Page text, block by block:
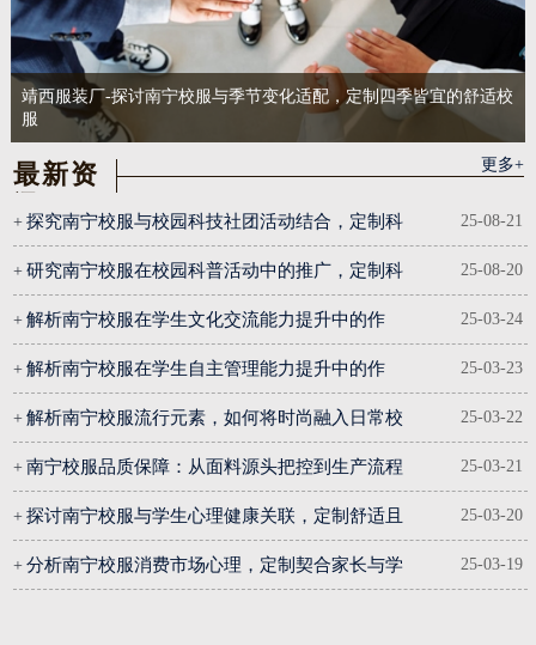
靖西服装厂-探讨南宁校服与季节变化适配，定制四季皆宜的舒适校
服
最新资
更多+
+ 探究南宁校服与校园科技社团活动结合，定制科
技社团
25-08-21
+ 研究南宁校服在校园科普活动中的推广，定制科
普主题
25-08-20
+ 解析南宁校服在学生文化交流能力提升中的作
用，定制文化交流
25-03-24
+ 解析南宁校服在学生自主管理能力提升中的作
用，定制自主
25-03-23
+ 解析南宁校服流行元素，如何将时尚融入日常校
园穿着体验
25-03-22
+ 南宁校服品质保障：从面料源头把控到生产流程
监管的全方位策略
25-03-21
+ 探讨南宁校服与学生心理健康关联，定制舒适且
自信的着装
25-03-20
+ 分析南宁校服消费市场心理，定制契合家长与学 25-03-19